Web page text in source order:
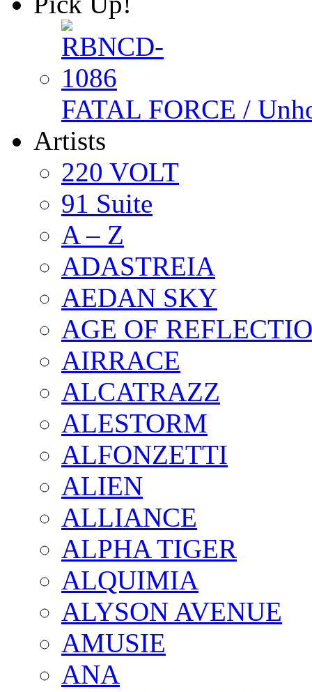
FATAL FORCE /
Artists
220 VOLT
91 Suite
A – Z
ADASTREIA
AEDAN SKY
AGE OF
AIRRACE
ALCATRAZZ
ALESTORM
ALFONZETTI
ALIEN
ALLIANCE
ALPHA TIGER
ALQUIMIA
ALYSON AVENUE
AMUSIE
ANA